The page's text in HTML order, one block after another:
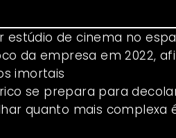
estúdio de cinema no
da empresa em 2022,
imortais
se prepara para
quanto mais complexa